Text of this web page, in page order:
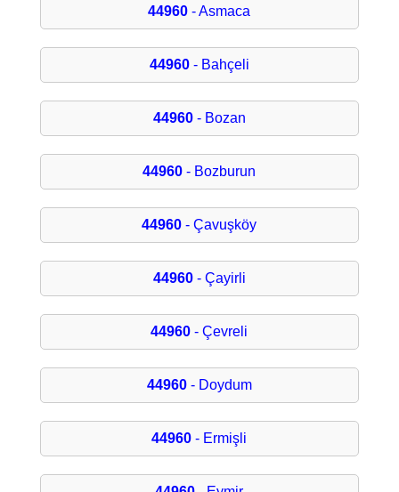
44960 - Asmaca
44960- Bahçeli
44960- Bozan
44960 - Bozburun
44960 - Çavuşköy
44960- Çayirli
44960 - Çevreli
44960- Doydum
44960 - Ermişli